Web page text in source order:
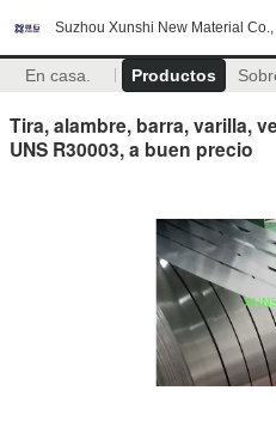
Suzhou Xunshi New Material Co.,
En casa. Productos
Tira, alambre, barra, varilla,
UNS R30003, a buen precio